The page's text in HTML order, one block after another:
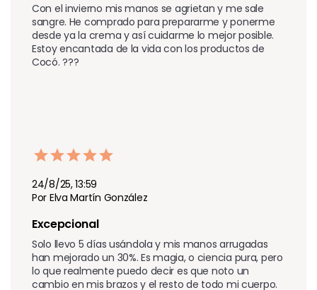
Con el invierno mis manos se agrietan y me sale
sangre. He comprado para prepararme y ponerme
desde ya la crema y así cuidarme lo mejor posible.
Estoy encantada de la vida con los productos de
Cocó. ???
24/8/25, 13:59
Por Elva Martín González
Excepcional
Solo llevo 5 días usándola y mis manos arrugadas
han mejorado un 30%. Es magia, o ciencia pura, pero
lo que realmente puedo decir es que noto un
cambio en mis brazos y el resto de todo mi cuerpo.